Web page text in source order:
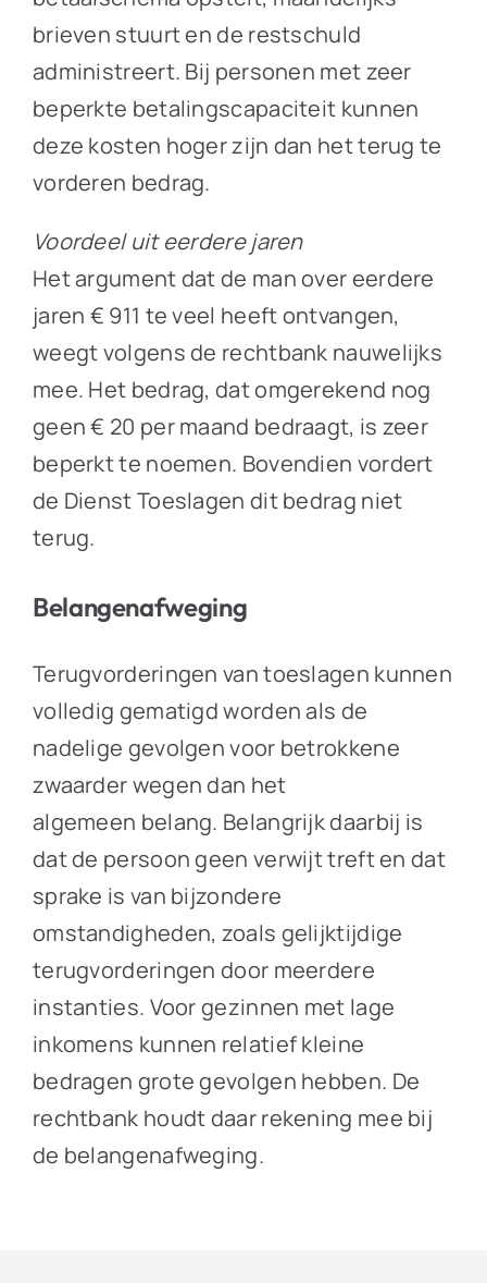
brieven stuurt en de restschuld
administreert. Bij personen met zeer
beperkte betalingscapaciteit kunnen
deze kosten hoger zijn dan het terug te
vorderen bedrag.
Voordeel uit eerdere jaren
Het argument dat de man over eerdere
jaren € 911 te veel heeft ontvangen,
weegt volgens de rechtbank nauwelijks
mee. Het bedrag, dat omgerekend nog
geen € 20 per maand bedraagt, is zeer
beperkt te noemen. Bovendien vordert
de Dienst Toeslagen dit bedrag niet
terug.
Belangenafweging
Terugvorderingen van toeslagen kunnen
volledig gematigd worden als de
nadelige gevolgen voor betrokkene
zwaarder wegen dan het
algemeen belang. Belangrijk daarbij is
dat de persoon geen verwijt treft en dat
sprake is van bijzondere
omstandigheden, zoals gelijktijdige
terugvorderingen door meerdere
instanties. Voor gezinnen met lage
inkomens kunnen relatief kleine
bedragen grote gevolgen hebben. De
rechtbank houdt daar rekening mee bij
de belangenafweging.